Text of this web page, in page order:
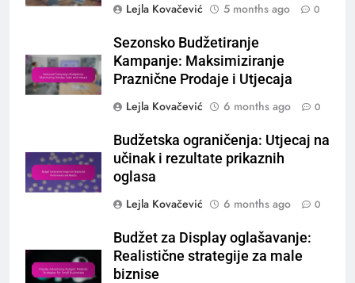
Lejla Kovačević
5 months ago 0
Sezonsko Budžetiranje
Kampanje: Maksimiziranje
Praznične Prodaje i Utjecaja
Lejla Kovačević
6 months ago 0
Budžetska ograničenja: Utjecaj na
učinak i rezultate prikaznih
oglasa
Lejla Kovačević
6 months ago 0
Budžet za Display oglašavanje:
Realistične strategije za male
biznise